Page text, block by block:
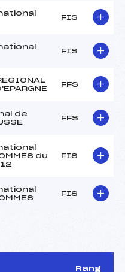
FIS
FIS
FFS
de
FFS
du
FIS
FIS
Rang